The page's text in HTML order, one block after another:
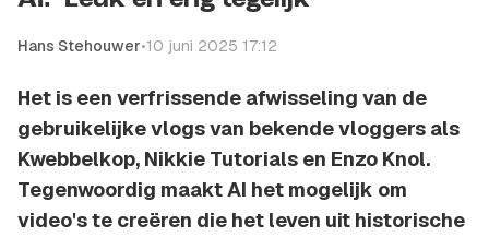
Hans Stehouwer•10 juni 2025 17:12
Het is een verfrissende afwisseling van de
gebruikelijke vlogs van bekende vloggers als
Kwebbelkop, Nikkie Tutorials en Enzo Knol.
Tegenwoordig maakt AI het mogelijk om
video's te creëren die het leven uit historische